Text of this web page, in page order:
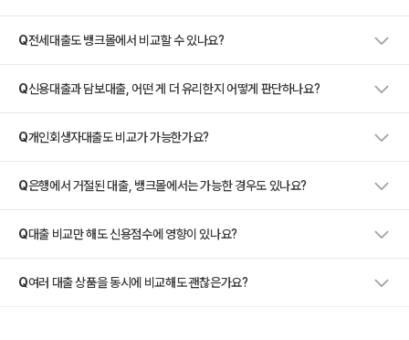
Q전세대출도 뱅크몰에서 비교할 수 있나요?
Q신용대출과 담보대출, 어떤 게 더 유리한지 어떻게 판단하나요?
Q개인회생자대출도 비교가 가능한가요?
Q은행에서 거절된 대출, 뱅크몰에서는 가능한 경우도 있나요?
Q대출 비교만 해도 신용점수에 영향이 있나요?
Q여러 대출 상품을 동시에 비교해도 괜찮은가요?